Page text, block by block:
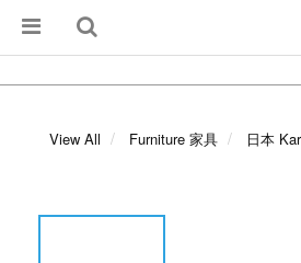
View All Furniture 家具 日本